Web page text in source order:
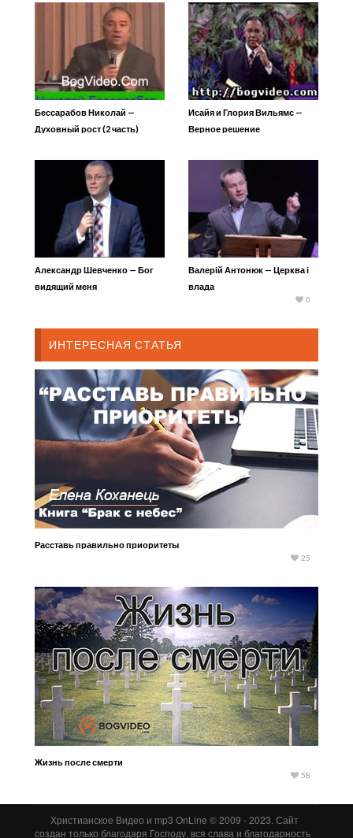
Бессарабов Николай —
Духовный рост (2 часть)
Исайя и Глория Вильямс —
Верное решение
Александр Шевченко — Бог
видящий меня
Валерій Антонюк — Церква і
влада
0
ИНТЕРЕСНАЯ СТАТЬЯ
Расставь правильно приоритеты
25
Жизнь после смерти
58
Христианское Видео и mp3 OnLine © 2009 - 2023. Сайт
создан только благодаря Господу, вся слава и благодарность